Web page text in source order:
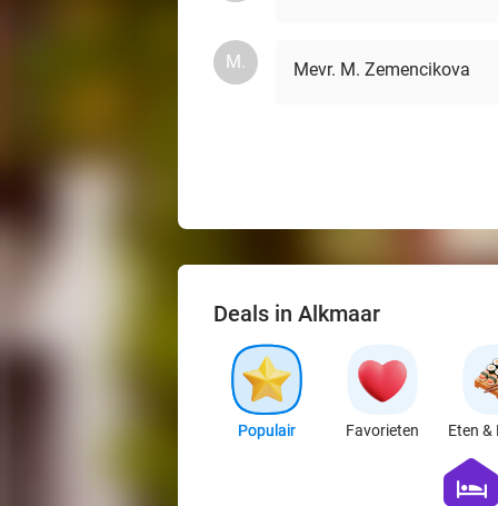
M. Mevr. M. Zemencikova
Deals in Alkmaar
Populair Favorieten Eten &
hexagon
hotel